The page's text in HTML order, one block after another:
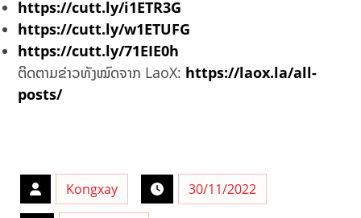
https://cutt.ly/i1ETR3G
https://cutt.ly/w1ETUFG
https://cutt.ly/71EIE0h
ຕິດຕາມຂ່າວທັງໝົດຈາກ LaoX: https://laox.la/all-
posts/
Kongxay 30/11/2022